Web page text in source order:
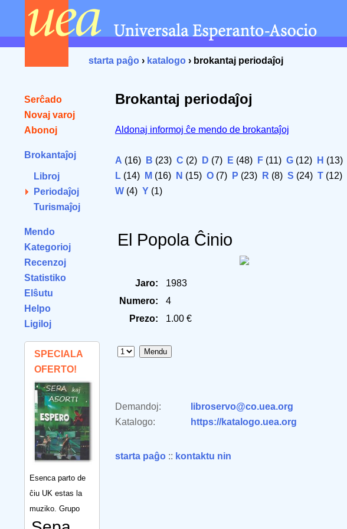
starta paĝo › katalogo › brokantaj periodaĵoj
Serĉado
Novaj varoj
Abonoj
Brokantaĵoj
Libroj
Periodaĵoj
Turismaĵoj
Mendo
Kategorioj
Recenzoj
Statistiko
Elŝutu
Helpo
Ligiloj
SPECIALA
OFERTO!
Esenca parto de
ĉiu UK estas la
muziko. Grupo
Brokantaj periodaĵoj
Aldonaj informoj ĉe mendo de brokantaĵoj
A (16) B (23) C (2) D (7) E (48) F (11) G (12) H (13)
L (14) M (16) N (15) O (7) P (23) R (8) S (24) T (12)
W (4) Y (1)
El Popola Ĉinio
Jaro:
1983
Numero:
4
Prezo:
1.00 €
Demandoj:
libroservo@co.uea.org
Katalogo:
https://katalogo.uea.org
starta paĝo :: kontaktu nin